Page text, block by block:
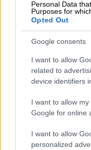
Personal Data
Purposes for
Opted Out
Google consents
I want to allow
related to
device identifiers
I want to allow
Google for online
I want to allow
personalized
Ο ίδιος
στιγμή
πάει να πάρει
«Γύρισα πίσω,
Όπως
το βαγόνι δύο
ανθρώπους.